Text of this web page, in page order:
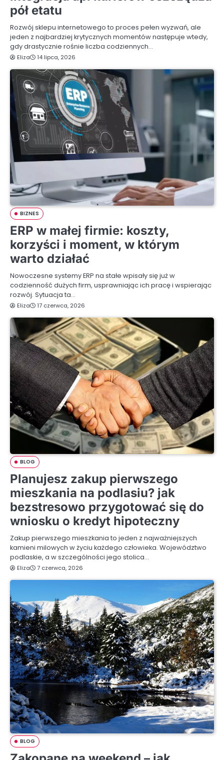
pół etatu
Rozwój sklepu internetowego to proces pełen wyzwań, ale
jeden z najbardziej krytycznych momentów następuje wtedy,
gdy drastycznie rośnie liczba codziennych…
Eliza 14 lipca, 2026
BIZNES
ERP w małej firmie: koszty,
korzyści i moment, w którym
warto działać
Nowoczesne systemy ERP na stałe wpisały się już w
codzienność dużych firm, usprawniając ich pracę i wspierając
rozwój. Sytuacja ta…
Eliza 17 czerwca, 2026
BLOG
Planujesz zakup pierwszego
mieszkania na podlasiu? jak
bezstresowo przygotować się do
wniosku o kredyt hipoteczny
Zakup pierwszego mieszkania to jeden z najważniejszych
kamieni milowych w życiu każdego człowieka. Województwo
podlaskie, a w szczególności jego stolica…
Eliza 7 czerwca, 2026
BLOG